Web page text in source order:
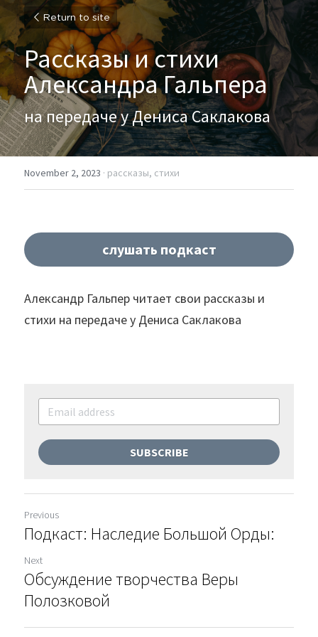
Return to site
Рассказы и стихи
Александра Гальпера
на передаче у Дениса Саклакова
November 2, 2023 · рассказы, стихи
слушать подкаст
Александр Гальпер читает свои рассказы и
стихи на передаче у Дениса Саклакова
SUBSCRIBE
Previous
Подкаст: Наследие Большой Орды:
Next
Обсуждение творчества Веры
Полозковой